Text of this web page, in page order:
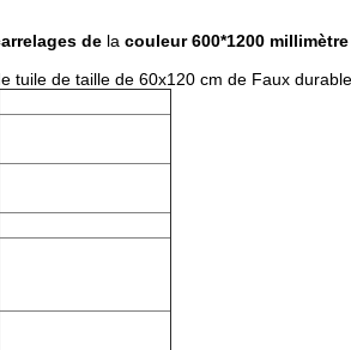
de la couleur 600*1200
de taille de 60x120 cm de Faux